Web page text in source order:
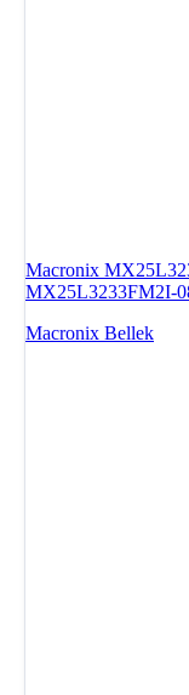
Macronix
MX25L3233FM2I-
Macronix Bellek